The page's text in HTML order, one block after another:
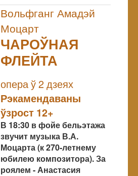
Вольфганг Амадэй
Моцарт
ЧАРОЎНАЯ
ФЛЕЙТА
опера ў 2 дзеях
Рэкамендаваны
ўзрост 12+
В 18:30 в фойе бельэтажа
звучит музыка В.А.
Моцарта (к 270-летнему
юбилею композитора). За
роялем - Анастасия